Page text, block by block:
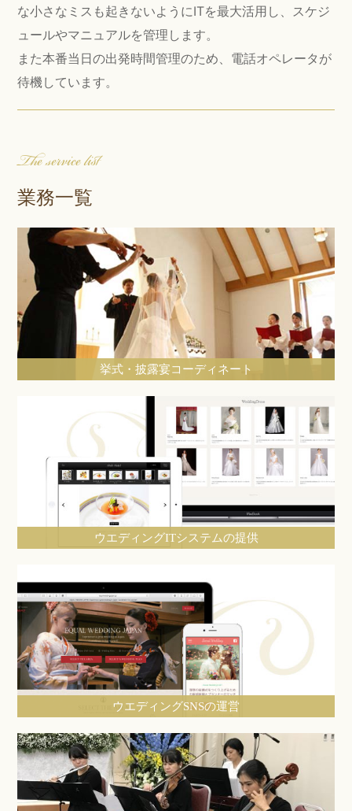
な小さなミスも起きないようにITを最大活用し、スケジ
ュールやマニュアルを管理します。
また本番当日の出発時間管理のため、電話オペレータが
待機しています。
The service list
業務一覧
挙式・披露宴コーディネート
ウエディングITシステムの提供
ウエディングSNSの運営